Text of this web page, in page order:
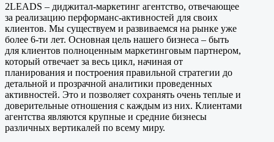
2LEADS – диджитал-маркетинг агентство, отвечающее
за реализацию перформанс-активностей для своих
клиентов. Мы существуем и развиваемся на рынке уже
более 6-ти лет. Основная цель нашего бизнеса – быть
для клиентов полноценным маркетинговым партнером,
который отвечает за весь цикл, начиная от
планирования и построения правильной стратегии до
детальной и прозрачной аналитики проведенных
активностей. Это и позволяет сохранять очень теплые и
доверительные отношения с каждым из них. Клиентами
агентства являются крупные и средние бизнесы
различных вертикалей по всему миру.